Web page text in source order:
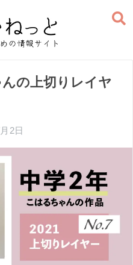
の上切りレイヤ
2日